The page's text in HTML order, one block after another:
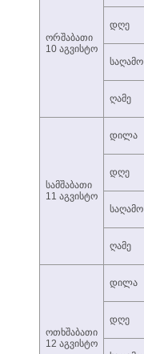
ორშაბათი
10 აგვისტო
დღე
საღამო
ღამე
სამშაბათი
11 აგვისტო
დილა
დღე
საღამო
ღამე
ოთხშაბათი
12 აგვისტო
დილა
დღე